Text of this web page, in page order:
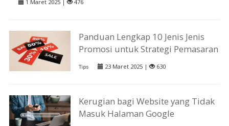
1 Maret 2025 | 476
Panduan Lengkap 10 Jenis Jenis
Promosi untuk Strategi Pemasaran
Tips 23 Maret 2025 | 630
Kerugian bagi Website yang Tidak
Masuk Halaman Google